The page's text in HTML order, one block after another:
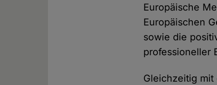
Europäische
Europäischen
sowie die
professioneller
Gleichzeitig